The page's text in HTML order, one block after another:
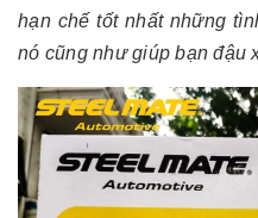
hạn chế tốt nhất những
nó cũng như giúp bạn đậu